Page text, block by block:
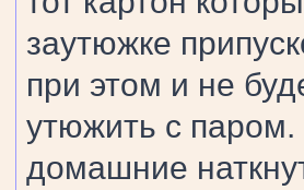
заутюжке
при этом и не
утюжить с
домашние